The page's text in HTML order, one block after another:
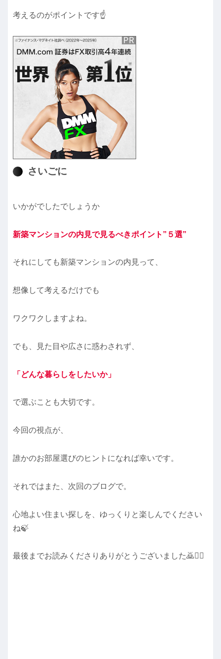
考えるのがポイントです☝️
さいごに
いかがでしたでしょうか
新築マンションの内見で見るべきポイント”５選”
それにしても新築マンションの内見って、
想像して考えるだけでも
ワクワクしますよね。
でも、見た目や広さに惑わされず、
「どんな暮らしをしたいか」
で選ぶことも大切です。
今回の視点が、
誰かのお部屋選びのヒントになれば幸いです。
それではまた、次回のブログで。
心地よい住まい探しを、ゆっくりと楽しんでください
ね🍃
最後までお読みくださりありがとうございました🙇🙇‍♀️